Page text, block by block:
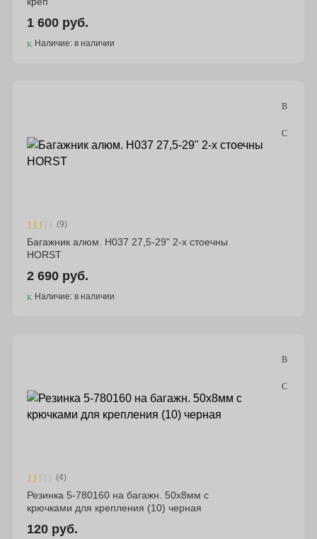
1 600 руб.
Наличие: в наличии
(9)
Багажник алюм. H037 27,5-29" 2-х стоечны
HORST
2 690 руб.
Наличие: в наличии
(4)
Резинка 5-780160 на багажн. 50х8мм с
крючками для крепления (10) черная
120 руб.